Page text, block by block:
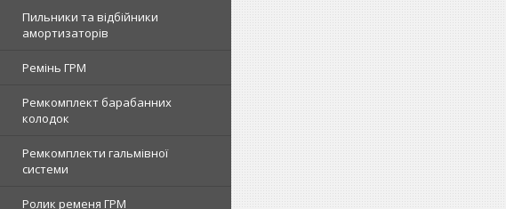
Пильники та відбійники
амортизаторів
Ремінь ГРМ
Ремкомплект барабанних
колодок
Ремкомплекти гальмівної
системи
Ролик ременя ГРМ